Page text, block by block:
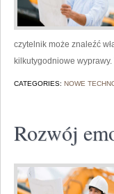
czytelnik może znaleźć
kilkutygodniowe
CATEGORIES: NOWE
Rozwój